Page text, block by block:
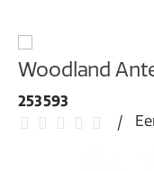
Woodland
253593